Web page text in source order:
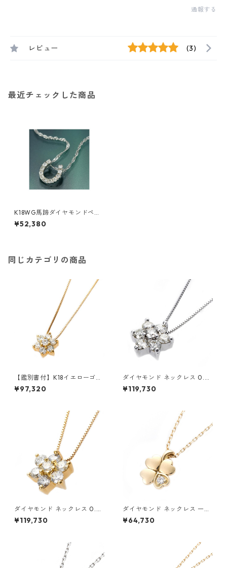
通報する
レビュー (3)
最近チェックした商品
K18WG馬蹄ダイヤモンドペン
ダント/ネックレス ジュエリー
アクセサリー レディース
¥52,380
同じカテゴリの商品
【鑑別書付】K18イエローゴー
ルド 天然ダイヤネックレス ダ
イヤモンドペンダント/ネック
¥97,320
ダイヤモンド ネックレス 0.3c
t K18 ホワイトゴールド 0.3カ
ラット 花 フラワーモチーフ ペ
¥119,730
ダイヤモンド ネックレス 0.3c
t K18 イエローゴールド 0.3カ
ラット 花 フラワーモチーフ ペ
¥119,730
ダイヤモンド ネックレス 一粒
0.014ct K18 イエローゴール
ド 四葉 クローバーモチーフ ペ
¥64,730